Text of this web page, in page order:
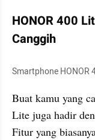
HONOR 400
Canggih
Smartphone HONOR
Buat kamu yang
Lite juga hadir
Fitur yang